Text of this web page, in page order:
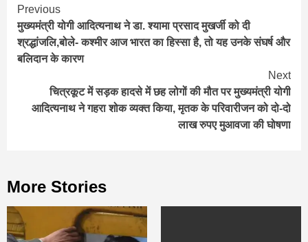
Continue
Reading
Previous
मुख्‍यमंत्री योगी आद‍ित्‍यनाथ ने डा. श्यामा प्रसाद मुखर्जी को दी
श्रद्धांजलि,बोले- कश्मीर आज भारत का हिस्सा है, तो यह उनके संघर्ष और
बलिदान के कारण
Next
चित्रकूट में सड़क हादसे में छह लोगों की मौत पर मुख्यमंत्री योगी
आदित्यनाथ ने गहरा शोक व्यक्त किया, मृतक के परिवारीजन को दो-दो
लाख रुपए मुआवजा की घोषणा
More Stories